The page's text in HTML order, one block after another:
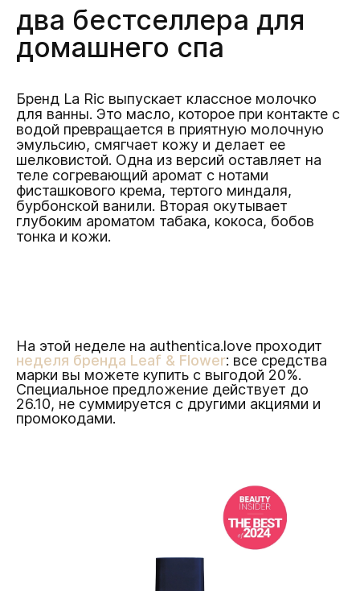
два бестселлера для
домашнего спа
Бренд La Ric выпускает классное молочко
для ванны. Это масло, которое при контакте с
водой превращается в приятную молочную
эмульсию, смягчает кожу и делает ее
шелковистой. Одна из версий оставляет на
теле согревающий аромат с нотами
фисташкового крема, тертого миндаля,
бурбонской ванили. Вторая окутывает
глубоким ароматом табака, кокоса, бобов
тонка и кожи.
На этой неделе на authentica.love проходит
неделя бренда Leaf & Flower: все средства
марки вы можете купить с выгодой 20%.
Специальное предложение действует до
26.10, не суммируется с другими акциями и
промокодами.